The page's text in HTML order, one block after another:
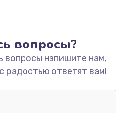
вопросы?
вопросы напишите нам,
радостью ответят вам!